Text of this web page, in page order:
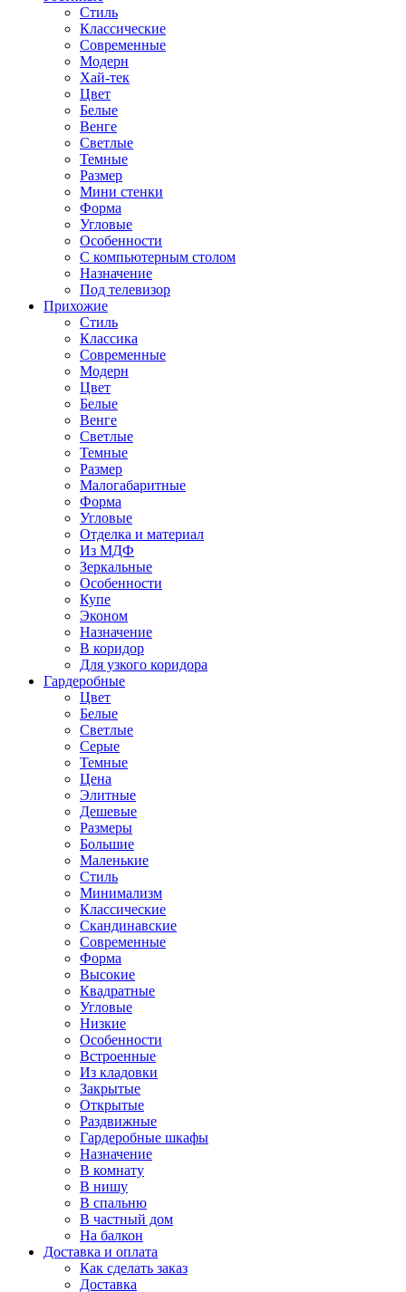
Стиль
Классические
Современные
Модерн
Хай-тек
Цвет
Белые
Венге
Светлые
Темные
Размер
Мини стенки
Форма
Угловые
Особенности
С компьютерным столом
Назначение
Под телевизор
Прихожие
Стиль
Классика
Современные
Модерн
Цвет
Белые
Венге
Светлые
Темные
Размер
Малогабаритные
Форма
Угловые
Отделка и материал
Из МДФ
Зеркальные
Особенности
Купе
Эконом
Назначение
В коридор
Для узкого коридора
Гардеробные
Цвет
Белые
Светлые
Серые
Темные
Цена
Элитные
Дешевые
Размеры
Большие
Маленькие
Стиль
Минимализм
Классические
Скандинавские
Современные
Форма
Высокие
Квадратные
Угловые
Низкие
Особенности
Встроенные
Из кладовки
Закрытые
Открытые
Раздвижные
Гардеробные шкафы
Назначение
В комнату
В нишу
В спальню
В частный дом
На балкон
Доставка и оплата
Как сделать заказ
Доставка